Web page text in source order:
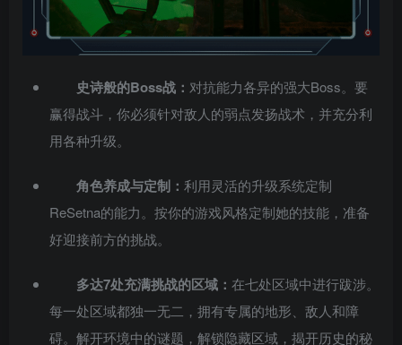
史诗般的Boss战： 对抗能力各异的强大Boss。要
赢得战斗，你必须针对敌人的弱点发扬战术，并充分利
用各种升级。
角色养成与定制： 利用灵活的升级系统定制
ReSetna的能力。按你的游戏风格定制她的技能，准备
好迎接前方的挑战。
多达7处充满挑战的区域： 在七处区域中进行跋涉。
每一处区域都独一无二，拥有专属的地形、敌人和障
碍。解开环境中的谜题，解锁隐藏区域，揭开历史的秘